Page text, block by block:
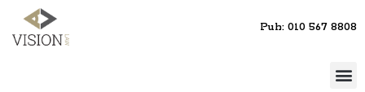
Puh: 010 567 8808